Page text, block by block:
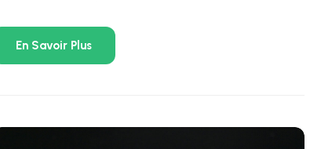
En Savoir Plus